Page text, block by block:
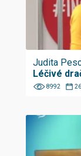
Judita
Léčivé
8992